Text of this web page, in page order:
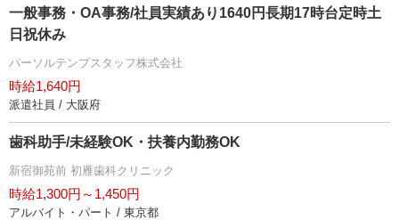
一般事務・OA事務/社員実績あり1640円長期17時台定時土
日祝休み
パーソルテンプスタッフ株式会社
時給1,640円
派遣社員 / 大阪府
歯科助手/未経験OK・扶養内勤務OK
新宿御苑前 初雁歯科クリニック
時給1,300円～1,450円
アルバイト・パート / 東京都